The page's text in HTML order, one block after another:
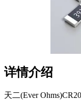
详情介绍
天二(Ever